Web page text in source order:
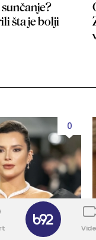
šta je bolji
0
✕